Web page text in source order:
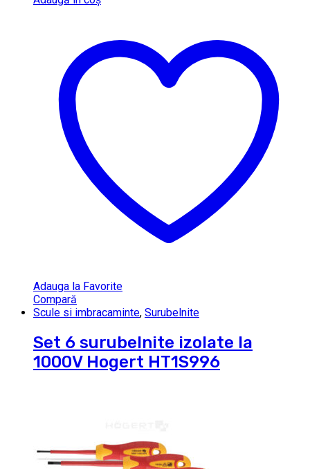
Adauga la Favorite
Compară
Scule si imbracaminte, Surubelnite
Set 6 surubelnite izolate la
1000V Hogert HT1S996